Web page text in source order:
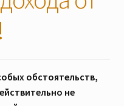
обстоятельств,
не